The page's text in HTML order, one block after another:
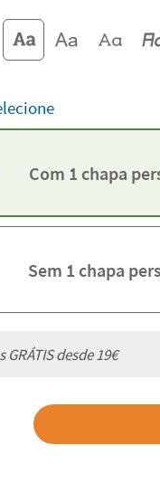
Com 1 chapa
Sem 1 chapa
GRÁTIS desde 19€